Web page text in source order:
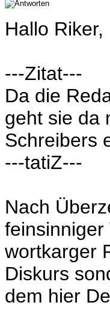
Hallo Riker,
---Zitat---
Da die
geht sie da
Schreibers
---tatiZ---
Nach
wortkarger
Diskurs
dem hier